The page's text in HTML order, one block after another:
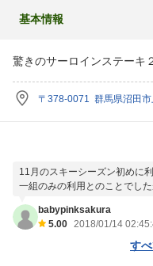
基本情報
驚きのサーロインステーキ
〒378-0071 群馬県沼田
11月のスキーシーズン初めに
一組のみの利用とのことでし
babypinksakura
5.00 2018/01/14
す